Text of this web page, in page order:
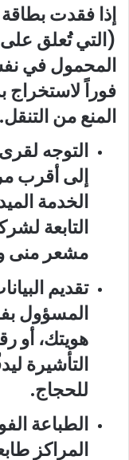
إذا فقدت
(التي تُعلق
المحمول في
فوراً لاستخراج
المنع من
التوجه لقرى
إلى أقرب
الخدمة
التابعة
مشعر منى
تقديم
المسؤول
هويتك، أو
التأشيرة
للحجاج.
الطباعة
المراكز